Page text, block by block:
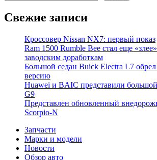
Свежие записи
Кроссовер Nissan NX7: первый показ
Ram 1500 Rumble Bee стал еще
заводским доработкам
Большой седан Buick Electra L7
версию
Huawei и BAIC представили большой
G9
Представлен обновленный
Scorpio-N
Запчасти
Марки и модели
Новости
Обзор авто